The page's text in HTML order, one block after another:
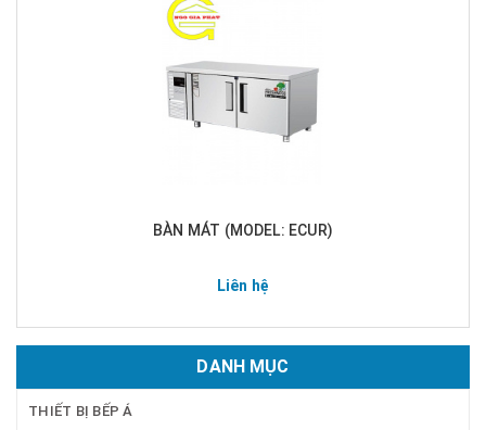
BÀN MÁT (MODEL: ECUR)
Liên hệ
DANH MỤC
THIẾT BỊ BẾP Á